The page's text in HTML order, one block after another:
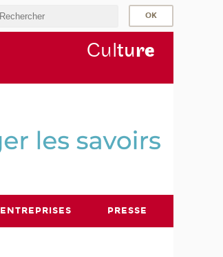
Culture
ENTREPRISES PRESSE